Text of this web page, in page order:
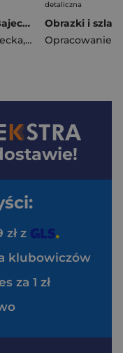
Prosiaczek. Bajeczki z zagrody
, Artur Rajch
detaliczna
z
klubowiczów
za 1 zł